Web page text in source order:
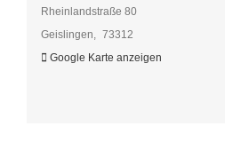
Rheinlandstraße 80
Geislingen, 73312
Google Karte anzeigen